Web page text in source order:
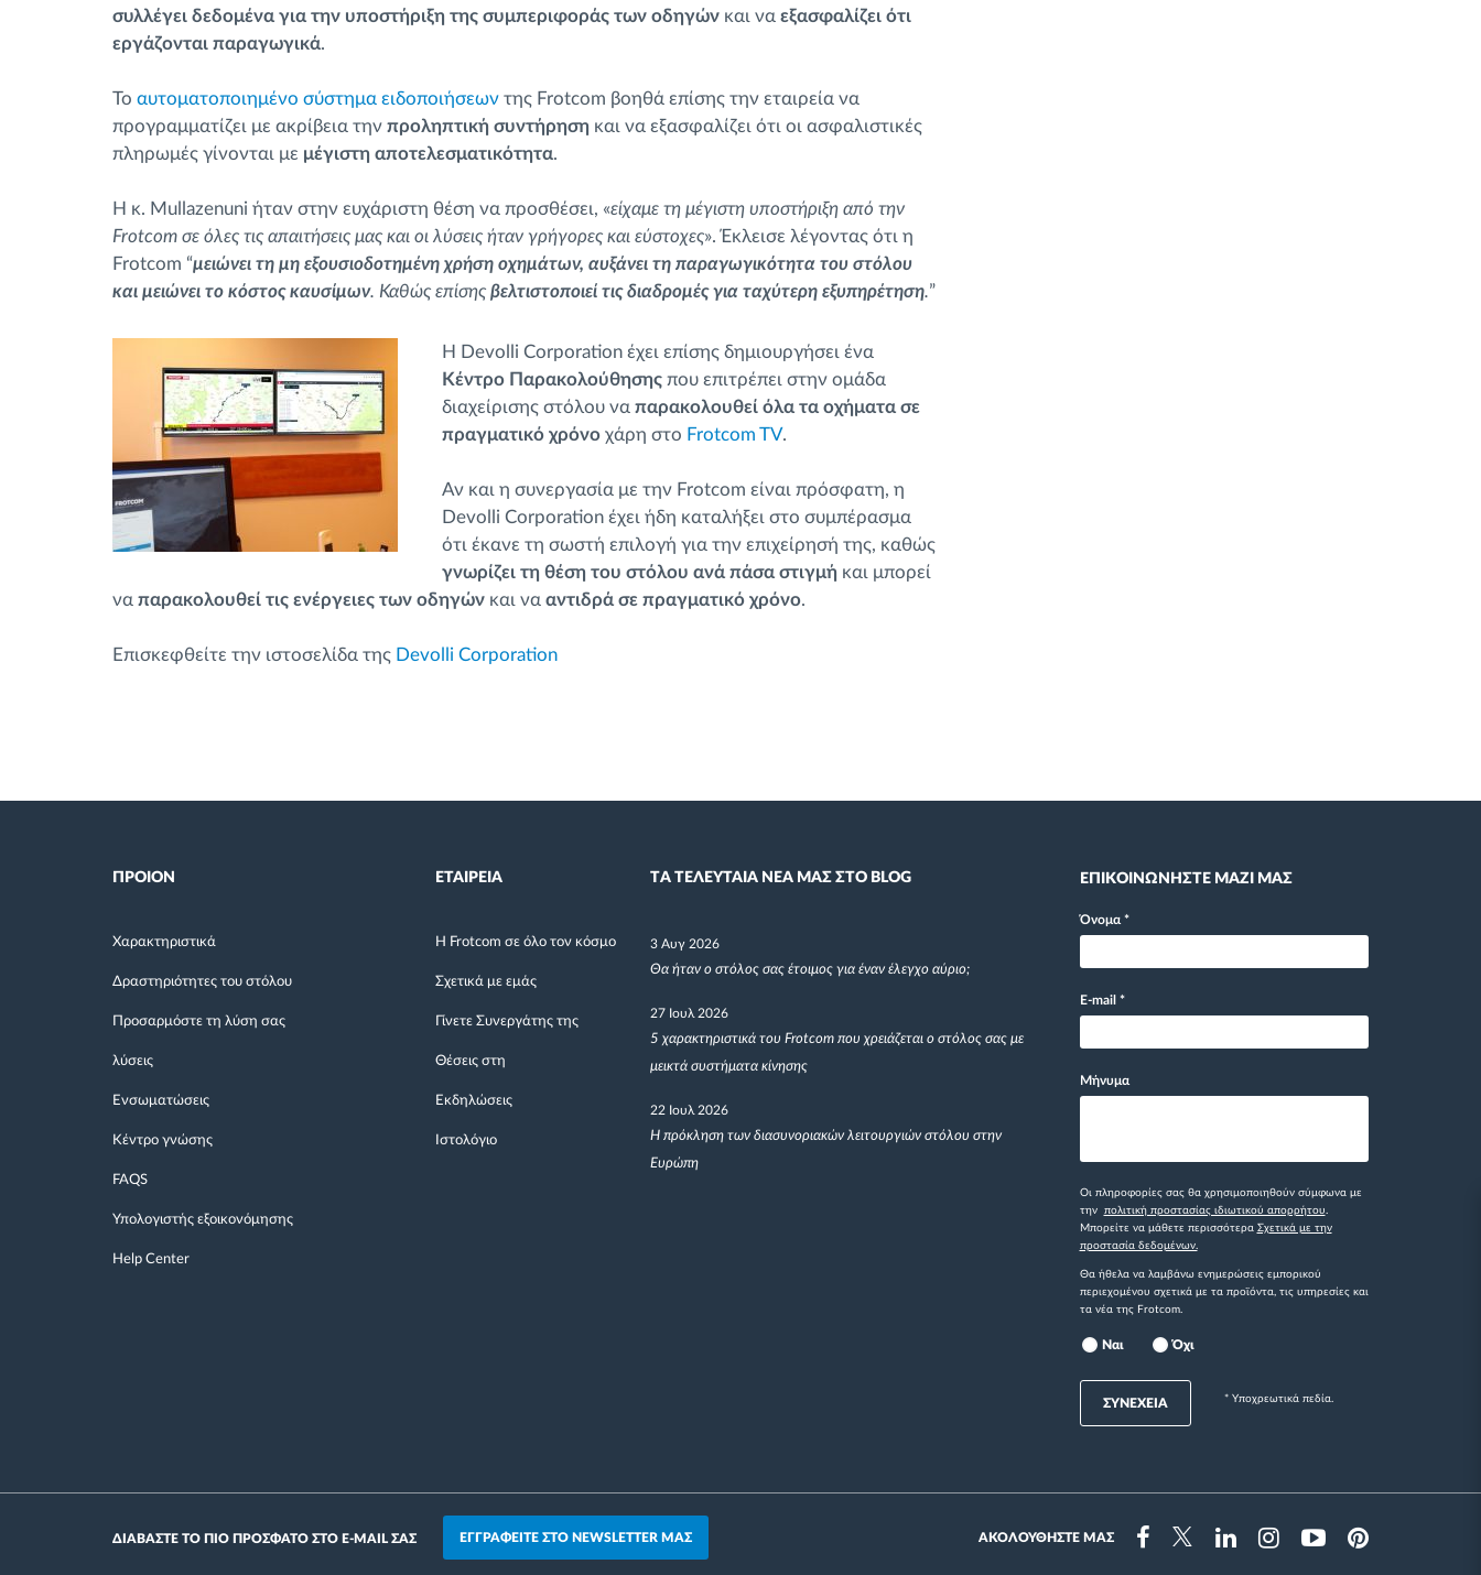
συλλέγει δεδομένα για την υποστήριξη της συμπεριφοράς των οδηγών και να εξασφαλίζει ότι
εργάζονται παραγωγικά.
Το αυτοματοποιημένο σύστημα ειδοποιήσεων της Frotcom βοηθά επίσης την εταιρεία να
προγραμματίζει με ακρίβεια την προληπτική συντήρηση και να εξασφαλίζει ότι οι ασφαλιστικές
πληρωμές γίνονται με μέγιστη αποτελεσματικότητα.
Η κ. Mullazenuni ήταν στην ευχάριστη θέση να προσθέσει, «είχαμε τη μέγιστη υποστήριξη από την
Frotcom σε όλες τις απαιτήσεις μας και οι λύσεις ήταν γρήγορες και εύστοχες». Έκλεισε λέγοντας ότι η
Frotcom “μειώνει τη μη εξουσιοδοτημένη χρήση οχημάτων, αυξάνει τη παραγωγικότητα του στόλου
και μειώνει το κόστος καυσίμων. Καθώς επίσης ​​​​​ βελτιστοποιεί τις διαδρομές για ταχύτερη εξυπηρέτηση.”
Η Devolli Corporation έχει επίσης δημιουργήσει ένα
Κέντρο Παρακολούθησης που επιτρέπει στην ομάδα
διαχείρισης στόλου να παρακολουθεί όλα τα οχήματα σε
πραγματικό χρόνο χάρη στο Frotcom TV.
Αν και η συνεργασία με την Frotcom είναι πρόσφατη, η
Devolli Corporation έχει ήδη καταλήξει στο συμπέρασμα
ότι έκανε τη σωστή επιλογή για την επιχείρησή της, καθώς
γνωρίζει τη θέση του στόλου ανά πάσα στιγμή και μπορεί
να παρακολουθεί τις ενέργειες των οδηγών και να αντιδρά σε πραγματικό χρόνο.
Επισκεφθείτε την ιστοσελίδα της Devolli Corporation
ΠΡΟΙΟΝ
Χαρακτηριστικά
Δραστηριότητες του στόλου
Προσαρμόστε τη λύση σας
λύσεις
Ενσωματώσεις
Κέντρο γνώσης
FAQS
Υπολογιστής εξοικονόμησης
Help Center
ΕΤΑΙΡΕΙΑ
Η Frotcom σε όλο τον κόσμο
Σχετικά με εμάς
Γίνετε Συνεργάτης της
Θέσεις στη
Εκδηλώσεις
Ιστολόγιο
TΑ ΤΕΛΕΥΤΑΙΑ ΝΕΑ ΜΑΣ ΣΤΟ BLOG
3 Αυγ 2026
Θα ήταν ο στόλος σας έτοιμος για έναν έλεγχο αύριο;
27 Ιουλ 2026
5 χαρακτηριστικά του Frotcom που χρειάζεται ο στόλος σας με
μεικτά συστήματα κίνησης
22 Ιουλ 2026
Η πρόκληση των διασυνοριακών λειτουργιών στόλου στην
Ευρώπη
ΕΠΙΚΟΙΝΩΝΗΣΤΕ ΜΑΖΙ ΜΑΣ
Όνομα*
E-mail *
Μήνυμα
Οι πληροφορίες σας θα χρησιμοποιηθούν σύμφωνα με
την πολιτική προστασίας ιδιωτικού απορρήτου.
Μπορείτε να μάθετε περισσότερα Σχετικά με την
προστασία δεδομένων.
Θα ήθελα να λαμβάνω ενημερώσεις εμπορικού
περιεχομένου σχετικά με τα προϊόντα, τις υπηρεσίες και
τα νέα της Frotcom.
Ναι Όχι
ΣΥΝΕΧΕΙΑ * Yποχρεωτικά πεδία.
ΔΙΑΒΑΣΤΕ ΤΟ ΠΙΟ ΠΡΟΣΦΑΤΟ ΣΤΟ E-MAIL ΣΑΣ ΕΓΓΡΑΦΕΙΤΕ ΣΤΟ NEWSLETTER ΜΑΣ ΑΚΟΛΟΥΘΗΣΤΕ ΜΑΣ
FacebookTwitterLinkedinInstragramYoutubePinterest